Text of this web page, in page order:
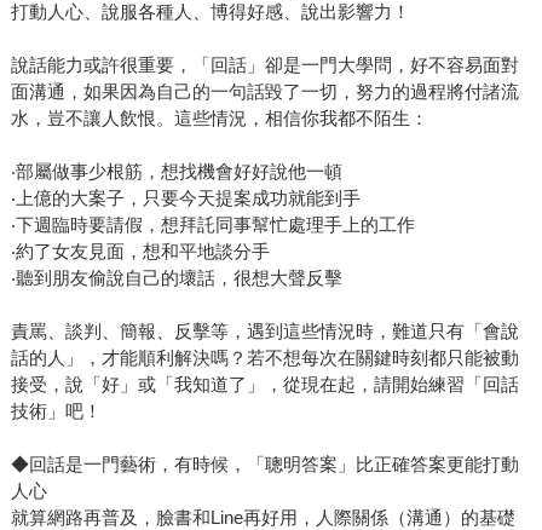
打動人心、說服各種人、博得好感、說出影響力！
說話能力或許很重要，「回話」卻是一門大學問，好不容易面對
面溝通，如果因為自己的一句話毀了一切，努力的過程將付諸流
水，豈不讓人飲恨。這些情況，相信你我都不陌生：
‧部屬做事少根筋，想找機會好好說他一頓
‧上億的大案子，只要今天提案成功就能到手
‧下週臨時要請假，想拜託同事幫忙處理手上的工作
‧約了女友見面，想和平地談分手
‧聽到朋友偷說自己的壞話，很想大聲反擊
責罵、談判、簡報、反擊等，遇到這些情況時，難道只有「會說
話的人」，才能順利解決嗎？若不想每次在關鍵時刻都只能被動
接受，說「好」或「我知道了」，從現在起，請開始練習「回話
技術」吧！
◆回話是一門藝術，有時候，「聰明答案」比正確答案更能打動
人心
就算網路再普及，臉書和Line再好用，人際關係（溝通）的基礎